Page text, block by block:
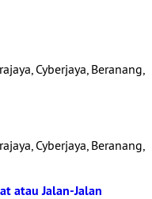
Cyberjaya, Beranang,
Cyberjaya, Beranang,
atau Jalan-Jalan